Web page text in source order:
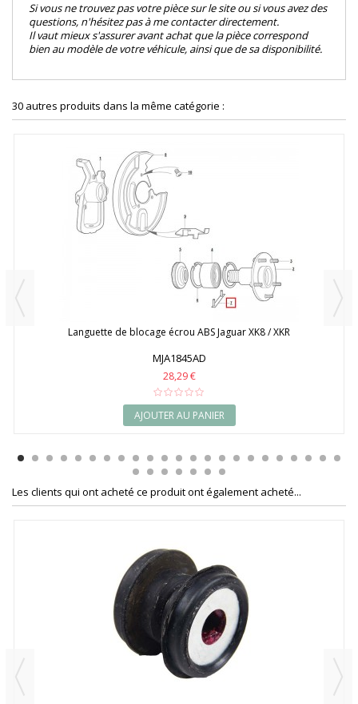
Si vous ne trouvez pas votre pièce sur le site ou si vous avez des
questions, n'hésitez pas à me contacter directement.
Il vaut mieux s'assurer avant achat que la pièce correspond
bien au modèle de votre véhicule, ainsi que de sa disponibilité.
30 autres produits dans la même catégorie :
Languette de blocage écrou ABS Jaguar XK8 / XKR
MJA1845AD
28,29 €
AJOUTER AU PANIER
Les clients qui ont acheté ce produit ont également acheté...